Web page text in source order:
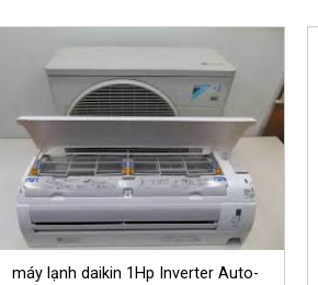
máy lạnh daikin 1Hp Inverter Auto-